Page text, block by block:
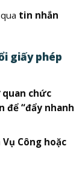
tin nhắn
giấy phép
quan chức
để “đẩy nhanh
Công hoặc